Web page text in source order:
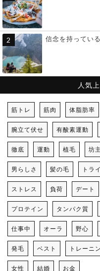
信念を持ってい
人気
筋トレ 筋肉 体脂肪率
腕立て伏せ 有酸素運動
徹底 運動 植毛 坊主
男らしさ 髪の毛 トラ
ストレス 負荷 デート
プロテイン タンパク質
仕事中 オーラ 野心
発毛 ベスト トレーニ
女性 結婚 お金